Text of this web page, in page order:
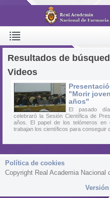
Resultados de
Videos
"Morir
años"
El pasado
celebraró la Sesión Científica de
años. El papel de los telómeros en
trabajan los científicos para conseguir
Política de cookies
Copyright Real Academia Nacional